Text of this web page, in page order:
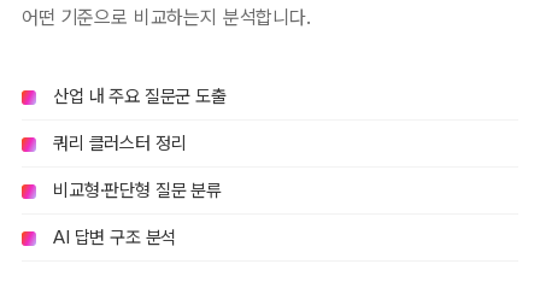
어떤 기준으로 비교하는지 분석합니다.
산업 내 주요 질문군 도출
쿼리 클러스터 정리
비교형·판단형 질문 분류
AI 답변 구조 분석